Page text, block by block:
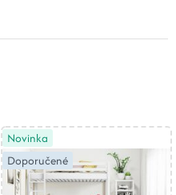
Novinka
Doporučené